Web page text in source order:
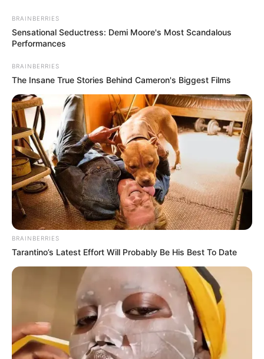
BRAINBERRIES
Sensational Seductress: Demi Moore's Most Scandalous
Performances
BRAINBERRIES
The Insane True Stories Behind Cameron's Biggest Films
BRAINBERRIES
Tarantino’s Latest Effort Will Probably Be His Best To Date